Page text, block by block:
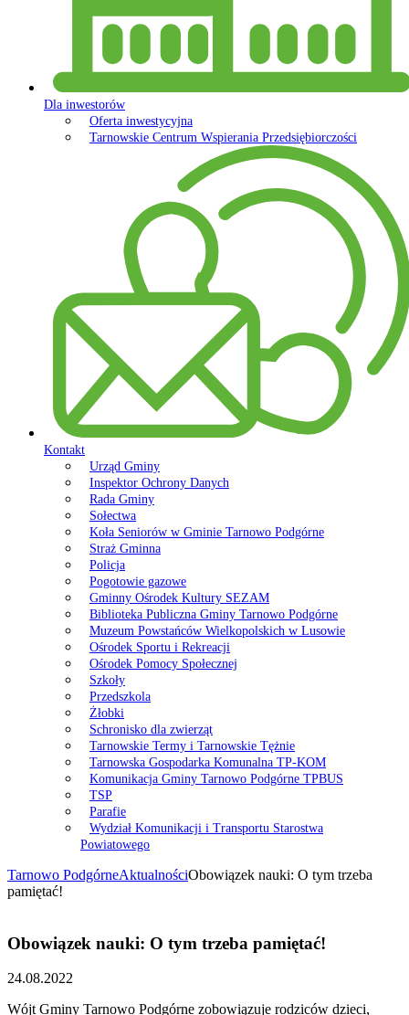
Dla inwestorów
Oferta inwestycyjna
Tarnowskie Centrum Wspierania Przedsiębiorczości
Kontakt
Urząd Gminy
Inspektor Ochrony Danych
Rada Gminy
Sołectwa
Koła Seniorów w Gminie Tarnowo Podgórne
Straż Gminna
Policja
Pogotowie gazowe
Gminny Ośrodek Kultury SEZAM
Biblioteka Publiczna Gminy Tarnowo Podgórne
Muzeum Powstańców Wielkopolskich w Lusowie
Ośrodek Sportu i Rekreacji
Ośrodek Pomocy Społecznej
Szkoły
Przedszkola
Żłobki
Schronisko dla zwierząt
Tarnowskie Termy i Tarnowskie Tężnie
Tarnowska Gospodarka Komunalna TP-KOM
Komunikacja Gminy Tarnowo Podgórne TPBUS
TSP
Parafie
Wydział Komunikacji i Transportu Starostwa
Powiatowego
Tarnowo PodgórneAktualnościObowiązek nauki: O tym trzeba
pamiętać!
Obowiązek nauki: O tym trzeba pamiętać!
24.08.2022
Wójt Gminy Tarnowo Podgórne zobowiązuje rodziców dzieci,